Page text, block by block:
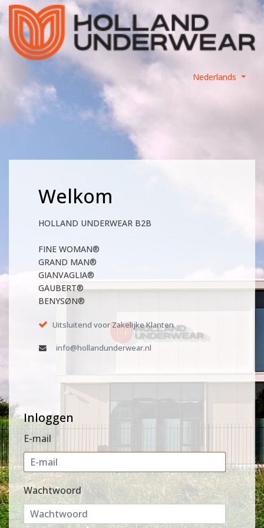
Nederlands
Welkom
HOLLAND UNDERWEAR B2B
FINE WOMAN®
GRAND MAN®
GIANVAGLIA®
GAUBERT®
BENYSØN®
Uitsluitend voor Zakelijke Klanten
info@hollandunderwear.nl
Inloggen
E-mail
Wachtwoord